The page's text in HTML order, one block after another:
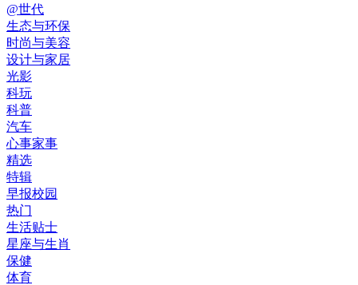
@世代
生态与环保
时尚与美容
设计与家居
光影
科玩
科普
汽车
心事家事
精选
特辑
早报校园
热门
生活贴士
星座与生肖
保健
体育